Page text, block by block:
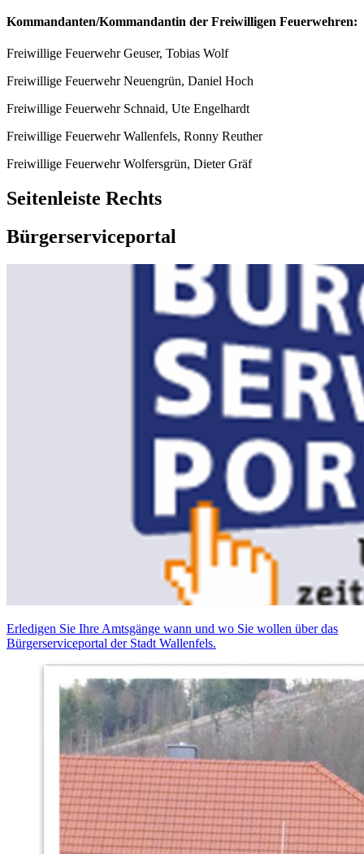
Kommandanten/Kommandantin der Freiwilligen Feuerwehren:
Freiwillige Feuerwehr Geuser, Tobias Wolf
Freiwillige Feuerwehr Neuengrün, Daniel Hoch
Freiwillige Feuerwehr Schnaid, Ute Engelhardt
Freiwillige Feuerwehr Wallenfels, Ronny Reuther
Freiwillige Feuerwehr Wolfersgrün, Dieter Gräf
Seitenleiste Rechts
Bürgerserviceportal
Erledigen Sie Ihre Amtsgänge wann und wo Sie wollen über das
Bürgerserviceportal der Stadt Wallenfels.